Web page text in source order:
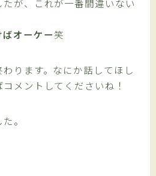
が、これが一番間違いない
オーケー笑
ります。なにか話してほし
メントしてくださいね！
。